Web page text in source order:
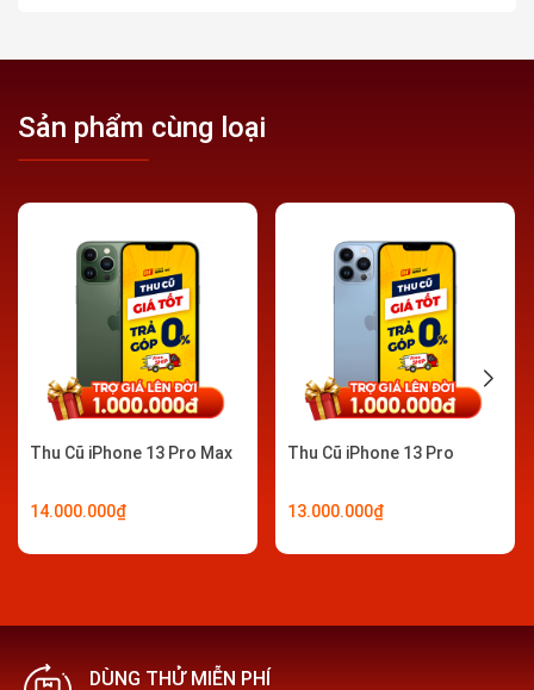
Điều kiện thu máy cũ
Điện thoại có thể mở/tắt nguồn, không lỗi khởi
Điện thoại đã được tắt/ngắt hoạt động và đăng
khoá máy từ xa như: Khoá màn hình, tài khoản
KHÔNG yêu cầu điện thoại còn nằm trong thời hạn
Sản phẩm cùng loại
Thu Cũ iPhone 13 Pro Max
14.000.000₫
Thu Cũ iPhone 13 Pro
13.000.000₫
DÙNG THỬ MIỄN PHÍ